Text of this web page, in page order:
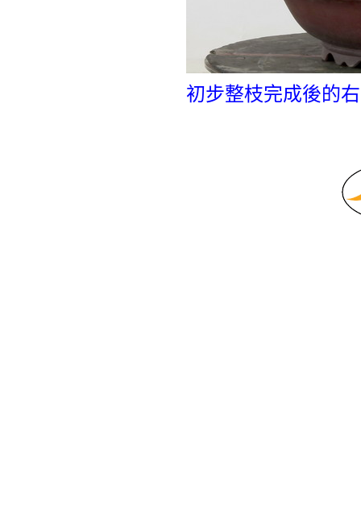
初步整枝完成後的